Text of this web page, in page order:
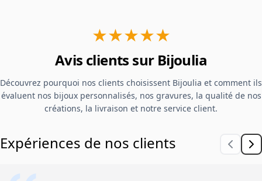
★★★★★
Avis clients sur Bijoulia
Découvrez pourquoi nos clients choisissent Bijoulia et comment ils
évaluent nos bijoux personnalisés, nos gravures, la qualité de nos
créations, la livraison et notre service client.
Expériences de nos clients